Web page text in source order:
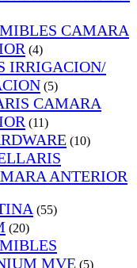
CAMARA
(4)
IRRIGACION/
(5)
CAMARA
(11)
(10)
ANTERIOR
(55)
(20)
MVE (5)